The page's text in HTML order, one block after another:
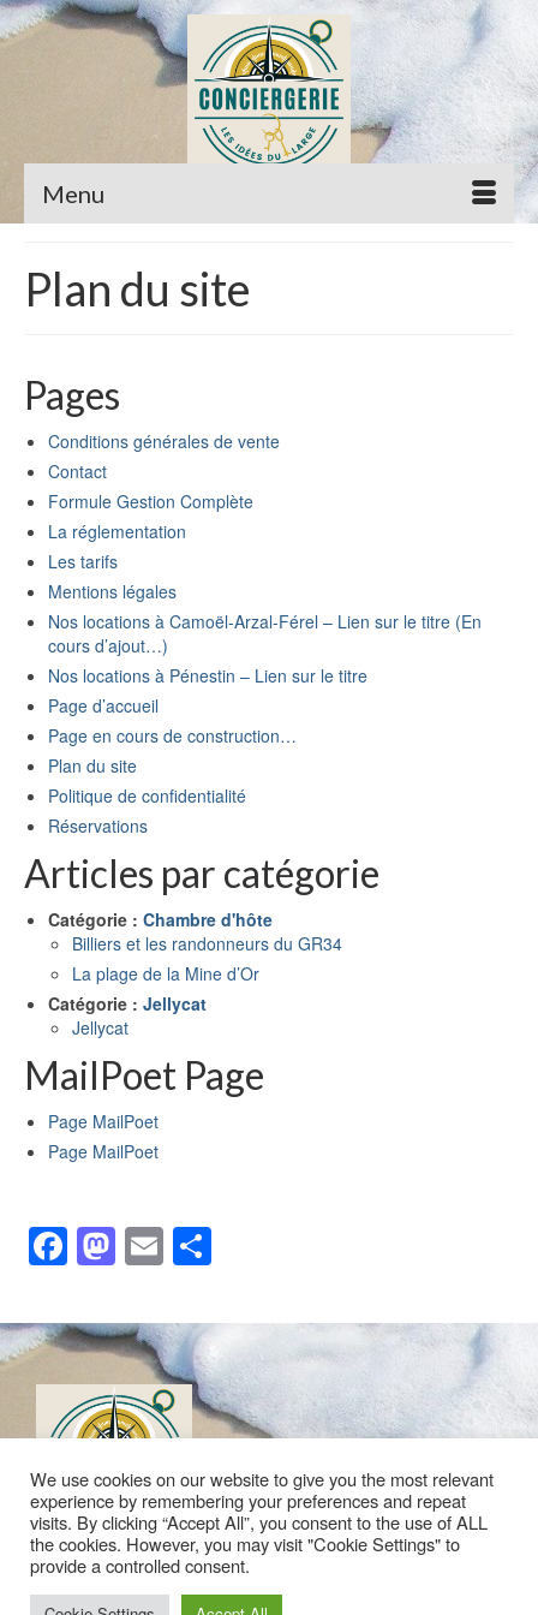
Menu
Plan du site
Pages
Conditions générales de vente
Contact
Formule Gestion Complète
La réglementation
Les tarifs
Mentions légales
Nos locations à Camoël-Arzal-Férel – Lien sur le titre (En
cours d’ajout…)
Nos locations à Pénestin – Lien sur le titre
Page d’accueil
Page en cours de construction…
Plan du site
Politique de confidentialité
Réservations
Articles par catégorie
Catégorie : Chambre d'hôte
Billiers et les randonneurs du GR34
La plage de la Mine d’Or
Catégorie : Jellycat
Jellycat
MailPoet Page
Page MailPoet
Page MailPoet
Facebook
Mastodon
Email
Politique de confidentialité Mentions légales
We use cookies on our website to give you the most relevant
experience by remembering your preferences and repeat
visits. By clicking “Accept All”, you consent to the use of ALL
the cookies. However, you may visit "Cookie Settings" to
provide a controlled consent.